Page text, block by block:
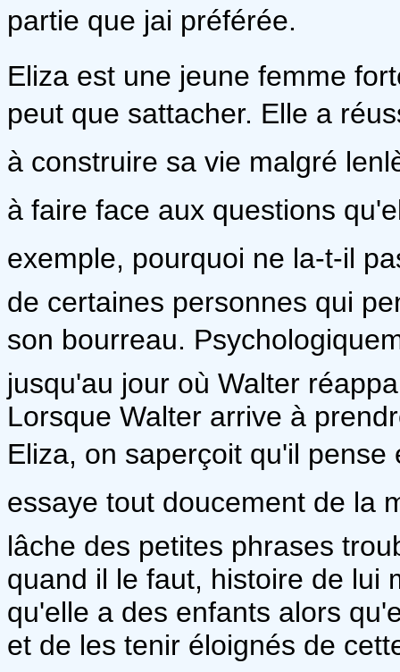
partie que jai préférée.
Eliza est une jeune femme
peut que sattacher. Elle a
à construire sa vie malgré
à faire face aux questions
exemple, pourquoi ne la-t-il
de certaines personnes qui
son bourreau.
jusqu'au jour où Walter
Lorsque Walter arrive à
Eliza, on saperçoit qu'il
essaye tout doucement de la
lâche des petites phrases
quand il le faut, histoire de lui
qu'elle a des enfants alors
et de les tenir éloignés de